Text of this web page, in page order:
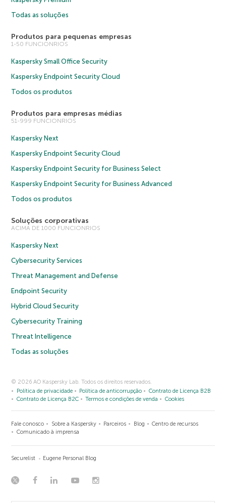
Todas as soluções
Produtos para pequenas empresas
1-50 FUNCIONRIOS
Kaspersky Small Office Security
Kaspersky Endpoint Security Cloud
Todos os produtos
Produtos para empresas médias
51-999 FUNCIONRIOS
Kaspersky Next
Kaspersky Endpoint Security Cloud
Kaspersky Endpoint Security for Business Select
Kaspersky Endpoint Security for Business Advanced
Todos os produtos
Soluções corporativas
ACIMA DE 1000 FUNCIONRIOS
Kaspersky Next
Cybersecurity Services
Threat Management and Defense
Endpoint Security
Hybrid Cloud Security
Cybersecurity Training
Threat Intelligence
Todas as soluções
© 2026 AO Kaspersky Lab. Todos os direitos reservados.
Política de privacidade
Política de anticorrupção
Contrato de Licença B2B
Contrato de Licença B2C
Termos e condições de venda Cookies
Fale conosco Sobre a Kaspersky Parceiros Blog
Centro de recursos
Comunicado à imprensa
Securelist Eugene Personal Blog